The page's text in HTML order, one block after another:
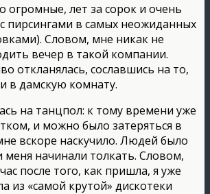
огромные, лет за сорок и очень
пирсингами в самых неожиданных
Словом, мне никак не
вечер в такой компании.
откланялась, сославшись на то,
в дамскую комнату.
на танцпол: к тому времени уже
и можно было затеряться в
вскоре наскучило. Людей было
начинали толкать. Словом,
после того, как пришла, я уже
из «самой крутой» дискотеки